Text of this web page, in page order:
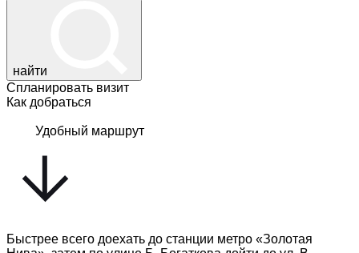
найти
Спланировать визит
Как добраться
Удобный маршрут
Быстрее всего доехать до станции метро «Золотая